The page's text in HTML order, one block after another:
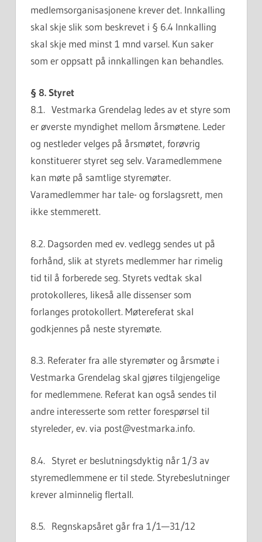
medlemsorganisasjonene krever det. Innkalling
skal skje slik som beskrevet i § 6.4 Innkalling
skal skje med minst 1 mnd varsel. Kun saker
som er oppsatt på innkallingen kan behandles.
§ 8. Styret
8.1. Vestmarka Grendelag ledes av et styre som
er øverste myndighet mellom årsmøtene. Leder
og nestleder velges på årsmøtet, forøvrig
konstituerer styret seg selv. Varamedlemmene
kan møte på samtlige styremøter.
Varamedlemmer har tale- og forslagsrett, men
ikke stemmerett.
8.2. Dagsorden med ev. vedlegg sendes ut på
forhånd, slik at styrets medlemmer har rimelig
tid til å forberede seg. Styrets vedtak skal
protokolleres, likeså alle dissenser som
forlanges protokollert. Møtereferat skal
godkjennes på neste styremøte.
8.3. Referater fra alle styremøter og årsmøte i
Vestmarka Grendelag skal gjøres tilgjengelige
for medlemmene. Referat kan også sendes til
andre interesserte som retter forespørsel til
styreleder, ev. via post@vestmarka.info.
8.4. Styret er beslutningsdyktig når 1/3 av
styremedlemmene er til stede. Styrebeslutninger
krever alminnelig flertall.
8.5. Regnskapsåret går fra 1/1—31/12